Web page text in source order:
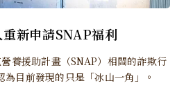
新申請SNAP福利
養援助計畫（SNAP）相關的詐欺行
目前發現的只是「冰山一角」。